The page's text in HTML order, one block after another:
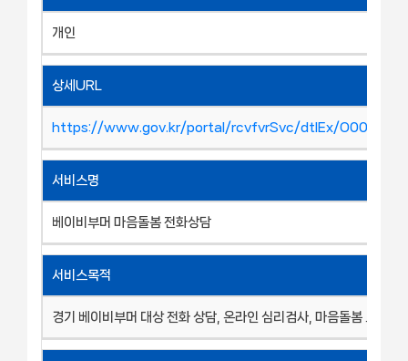
개인
상세URL
https://www.gov.kr/portal/rcvfvrSvc/dtlEx/
서비스명
베이비부머 마음돌봄 전화상담
서비스목적
경기 베이비부머 대상 전화 상담, 온라인 심리검사, 마음돌봄 프로그